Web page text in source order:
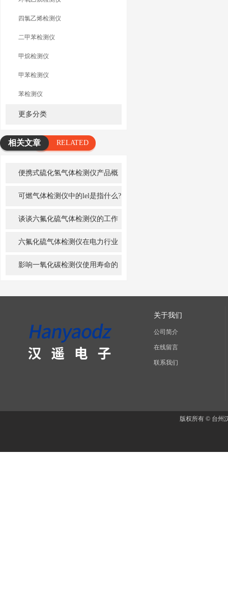
四氯乙烯检测仪
二甲苯检测仪
甲烷检测仪
甲苯检测仪
苯检测仪
更多分类
相关文章
RELATED
便携式硫化氢气体检测仪产品概
可燃气体检测仪中的lel是指什么?
谈谈六氟化硫气体检测仪的工作
原理及特点
六氟化硫气体检测仪在电力行业
和环境保护方面发挥着重要作用
影响一氧化碳检测仪使用寿命的
关于我们
公司简介
在线留言
联系我们
版权所有 © 台州